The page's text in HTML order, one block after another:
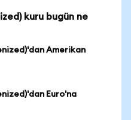
kuru bugün ne
Amerikan
Euro'na